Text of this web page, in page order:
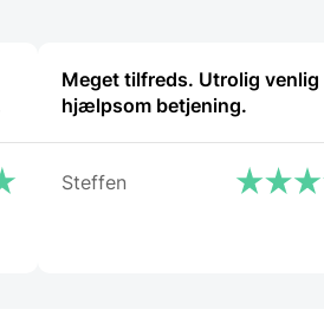
Meget tilfreds. Utrolig venlig
hjælpsom betjening.
Steffen